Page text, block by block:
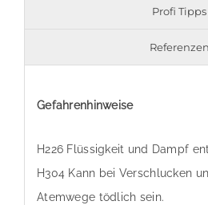
Profi Tipps
Referenzen
Gefahrenhinweise
H226 Flüssigkeit und Dampf
H304 Kann bei Verschlucken
Atemwege tödlich sein.